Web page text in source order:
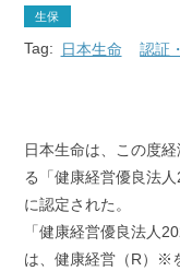
生保
Tag: 日本生命 認証
日本生命は、この度
る「健康経営優良法
に認定された。
「健康経営優良法人
は、健康経営（R）※